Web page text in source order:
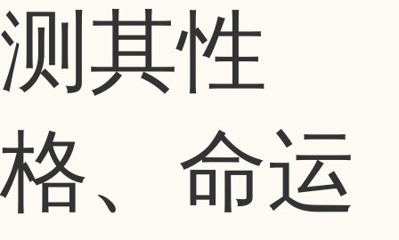
测其性
格、命运